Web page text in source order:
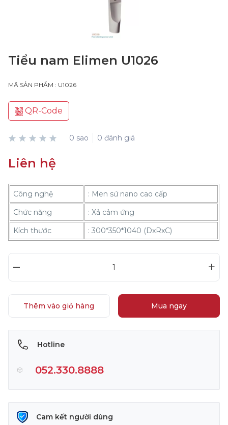
Tiểu nam Elimen U1026
MÃ SẢN PHẨM : U1026
QR-Code
0 sao 0 đánh giá
Liên hệ
Công nghệ
: Men sứ nano cao cấp
Chức năng
: Xả cảm ứng
Kích thước
: 300*350*1040 (DxRxC)
– +
Thêm vào giỏ hàng Mua ngay
Hotline
052.330.8888
Cam kết người dùng